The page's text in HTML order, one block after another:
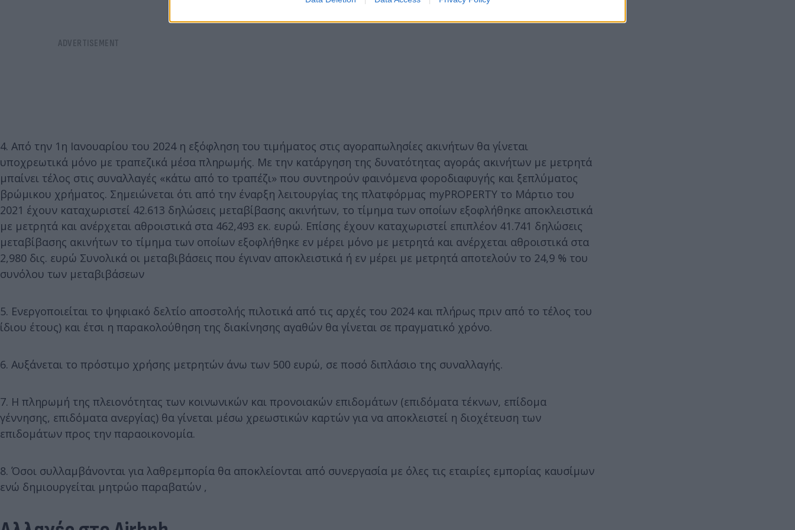
4. Από την 1η Ιανουαρίου του 2024 η εξόφληση του τιμήματος στις αγοραπωλησίες ακινήτων θα γίνεται
υποχρεωτικά μόνο με τραπεζικά μέσα πληρωμής. Με την κατάργηση της δυνατότητας αγοράς ακινήτων με μετρητά
μπαίνει τέλος στις συναλλαγές «κάτω από το τραπέζι» που συντηρούν φαινόμενα φοροδιαφυγής και ξεπλύματος
βρώμικου χρήματος. Σημειώνεται ότι από την έναρξη λειτουργίας της πλατφόρμας myPROPERTY το Μάρτιο του
2021 έχουν καταχωριστεί 42.613 δηλώσεις μεταβίβασης ακινήτων, το τίμημα των οποίων εξοφλήθηκε αποκλειστικά
με μετρητά και ανέρχεται αθροιστικά στα 462,493 εκ. ευρώ. Επίσης έχουν καταχωριστεί επιπλέον 41.741 δηλώσεις
μεταβίβασης ακινήτων το τίμημα των οποίων εξοφλήθηκε εν μέρει μόνο με μετρητά και ανέρχεται αθροιστικά στα
2,980 δις. ευρώ Συνολικά οι μεταβιβάσεις που έγιναν αποκλειστικά ή εν μέρει με μετρητά αποτελούν το 24,9 % του
συνόλου των μεταβιβάσεων
5. Ενεργοποιείται το ψηφιακό δελτίο αποστολής πιλοτικά από τις αρχές του 2024 και πλήρως πριν από το τέλος του
ίδιου έτους) και έτσι η παρακολούθηση της διακίνησης αγαθών θα γίνεται σε πραγματικό χρόνο.
6. Αυξάνεται το πρόστιμο χρήσης μετρητών άνω των 500 ευρώ, σε ποσό διπλάσιο της συναλλαγής.
7. Η πληρωμή της πλειονότητας των κοινωνικών και προνοιακών επιδομάτων (επιδόματα τέκνων, επίδομα
γέννησης, επιδόματα ανεργίας) θα γίνεται μέσω χρεωστικών καρτών για να αποκλειστεί η διοχέτευση των
επιδομάτων προς την παραοικονομία.
8. Όσοι συλλαμβάνονται για λαθρεμπορία θα αποκλείονται από συνεργασία με όλες τις εταιρίες εμπορίας καυσίμων
ενώ δημιουργείται μητρώο παραβατών ,